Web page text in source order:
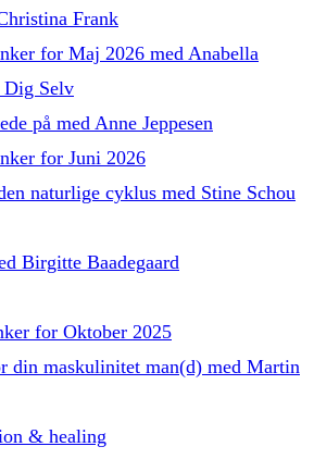
Frank
for Maj 2026 med Anabella
Dig Selv
på med Anne Jeppesen
for Juni 2026
naturlige cyklus med Stine Schou
Birgitte Baadegaard
for Oktober 2025
din maskulinitet man(d) med Martin
& healing